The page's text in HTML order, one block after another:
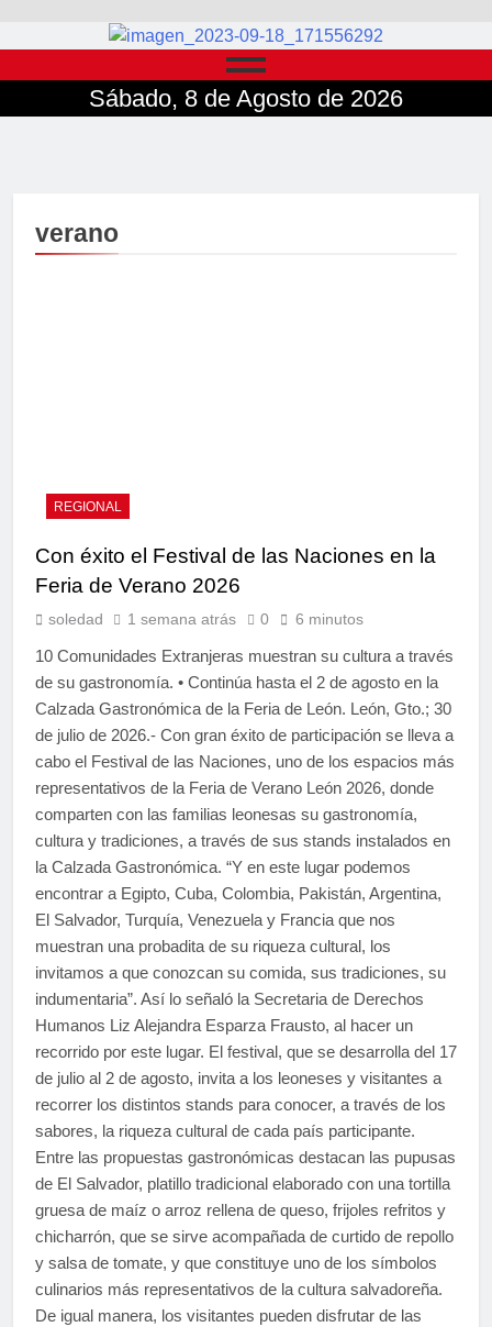
Sábado, 8 de Agosto de 2026
verano
REGIONAL
Con éxito el Festival de las Naciones en la
Feria de Verano 2026
soledad 1 semana atrás 0 6 minutos
10 Comunidades Extranjeras muestran su cultura a través
de su gastronomía. • Continúa hasta el 2 de agosto en la
Calzada Gastronómica de la Feria de León. León, Gto.; 30
de julio de 2026.- Con gran éxito de participación se lleva a
cabo el Festival de las Naciones, uno de los espacios más
representativos de la Feria de Verano León 2026, donde
comparten con las familias leonesas su gastronomía,
cultura y tradiciones, a través de sus stands instalados en
la Calzada Gastronómica. “Y en este lugar podemos
encontrar a Egipto, Cuba, Colombia, Pakistán, Argentina,
El Salvador, Turquía, Venezuela y Francia que nos
muestran una probadita de su riqueza cultural, los
invitamos a que conozcan su comida, sus tradiciones, su
indumentaria”. Así lo señaló la Secretaria de Derechos
Humanos Liz Alejandra Esparza Frausto, al hacer un
recorrido por este lugar. El festival, que se desarrolla del 17
de julio al 2 de agosto, invita a los leoneses y visitantes a
recorrer los distintos stands para conocer, a través de los
sabores, la riqueza cultural de cada país participante.
Entre las propuestas gastronómicas destacan las pupusas
de El Salvador, platillo tradicional elaborado con una tortilla
gruesa de maíz o arroz rellena de queso, frijoles refritos y
chicharrón, que se sirve acompañada de curtido de repollo
y salsa de tomate, y que constituye uno de los símbolos
culinarios más representativos de la cultura salvadoreña.
De igual manera, los visitantes pueden disfrutar de las